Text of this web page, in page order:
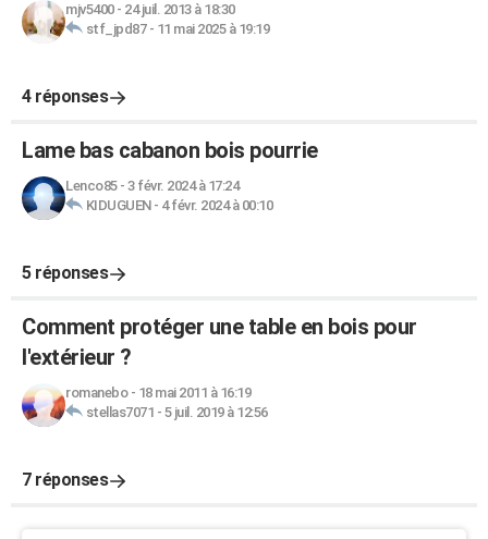
mjv5400- 24 juil. 2013 à 18:30
stf_jpd87- 11 mai 2025 à 19:19
4 réponses
Lame bas cabanon bois pourrie
Lenco85- 3 févr. 2024 à 17:24
KIDUGUEN- 4 févr. 2024 à 00:10
5 réponses
Comment protéger une table en bois pour
l'extérieur ?
romanebo- 18 mai 2011 à 16:19
stellas7071 - 5 juil. 2019 à 12:56
7 réponses